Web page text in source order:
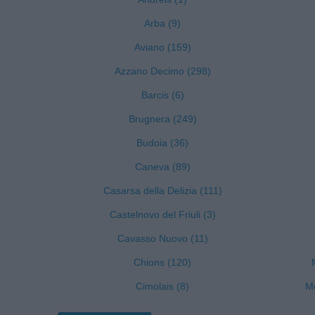
Arba (9)
Aviano (159)
Azzano Decimo (298)
Barcis (6)
Brugnera (249)
Budoia (36)
Caneva (89)
Casarsa della Delizia (111)
Castelnovo del Friuli (3)
Cavasso Nuovo (11)
Chions (120)
Cimolais (8)